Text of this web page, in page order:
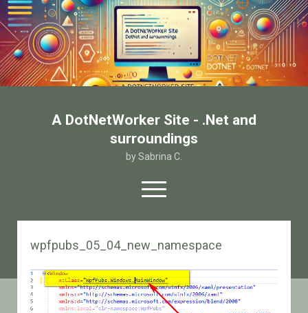
A DotNetWorker Site - .Net and
surroundings
by Sabrina C.
open
menu
twitterfacebook
email-form
Chi sono
Contatto
wpfpubs_05_04_new_namespace